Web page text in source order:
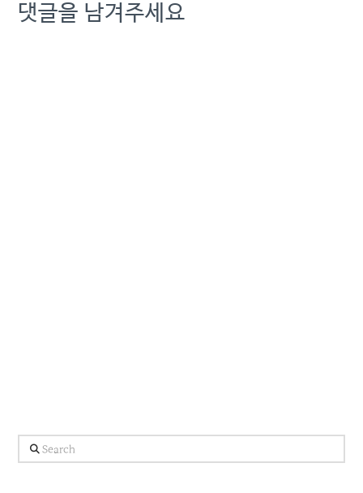
족들은 고인이 자살할 이유
가 적어도 가정 내에는 없었
댓글을 남겨주세요
Search